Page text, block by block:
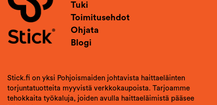
Tuki
Toimitusehdot
Ohjata
Blogi
Stick.fi on yksi Pohjoismaiden johtavista haittaeläinten
torjuntatuotteita myyvistä verkkokaupoista. Tarjoamme
tehokkaita työkaluja, joiden avulla haittaeläimistä pääsee